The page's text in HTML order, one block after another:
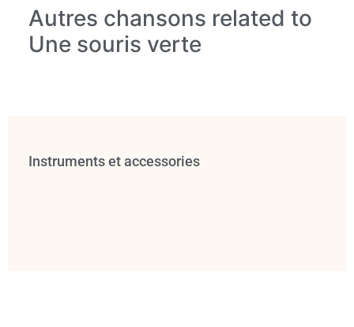
Autres chansons related to
Une souris verte
Instruments et accessories